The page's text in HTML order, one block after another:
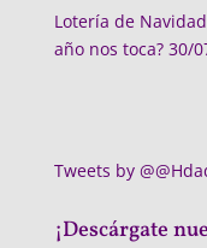
Lotería de
año nos toca? 30/
Tweets by
¡Descárgate